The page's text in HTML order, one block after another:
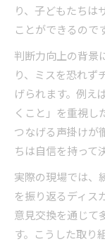
り、子どもたちは
ことができるので
判断力向上の背景
り、ミスを恐れず
げられます。例え
くこと」を重視し
つなげる声掛けが
ちは自信を持って
実際の現場では、
を振り返るディス
意見交換を通じて
す。こうした取り